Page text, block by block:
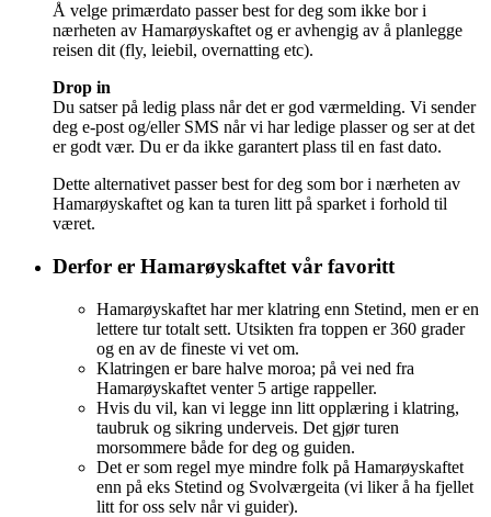
Å velge primærdato passer best for deg som ikke bor i
nærheten av Hamarøyskaftet og er avhengig av å planlegge
reisen dit (fly, leiebil, overnatting etc).
Drop in
Du satser på ledig plass når det er god værmelding. Vi sender
deg e-post og/eller SMS når vi har ledige plasser og ser at det
er godt vær. Du er da ikke garantert plass til en fast dato.
Dette alternativet passer best for deg som bor i nærheten av
Hamarøyskaftet og kan ta turen litt på sparket i forhold til
været.
Derfor er Hamarøyskaftet vår favoritt
Hamarøyskaftet har mer klatring enn Stetind, men er en
lettere tur totalt sett. Utsikten fra toppen er 360 grader
og en av de fineste vi vet om.
Klatringen er bare halve moroa; på vei ned fra
Hamarøyskaftet venter 5 artige rappeller.
Hvis du vil, kan vi legge inn litt opplæring i klatring,
taubruk og sikring underveis. Det gjør turen
morsommere både for deg og guiden.
Det er som regel mye mindre folk på Hamarøyskaftet
enn på eks Stetind og Svolværgeita (vi liker å ha fjellet
litt for oss selv når vi guider).